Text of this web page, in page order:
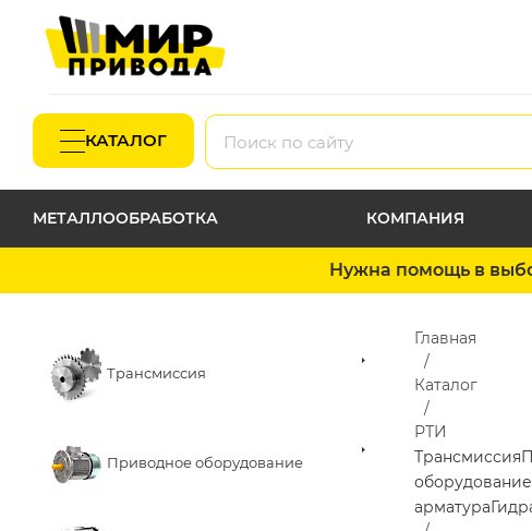
КАТАЛОГ
МЕТАЛЛООБРАБОТКА КОМПАНИЯ
Нужна помощь в
Трансмиссия
Приводное оборудование
Главная
Каталог
РТИ
Трансмиссия
оборудование
арматура